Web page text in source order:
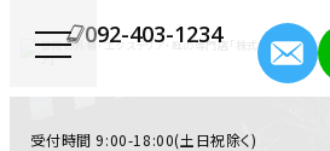
092-403-1234
受付時間 9:00-18:00(土日祝除く)